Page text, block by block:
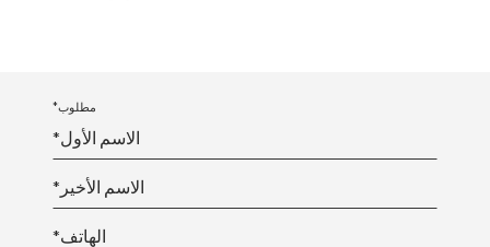
*مطلوب
*الاسم الأول
*الاسم الأخير
*الهاتف